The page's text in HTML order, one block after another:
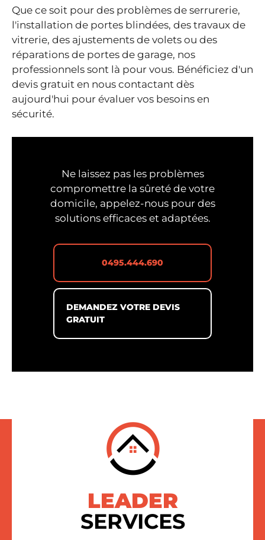
Que ce soit pour des problèmes de serrurerie,
l'installation de portes blindées, des travaux de
vitrerie, des ajustements de volets ou des
réparations de portes de garage, nos
professionnels sont là pour vous. Bénéficiez d'un
devis gratuit en nous contactant dès
aujourd'hui pour évaluer vos besoins en
sécurité.
Ne laissez pas les problèmes
compromettre la sûreté de votre
domicile, appelez-nous pour des
solutions efficaces et adaptées.
0495.444.690
DEMANDEZ VOTRE DEVIS
GRATUIT
LEADER
SERVICES